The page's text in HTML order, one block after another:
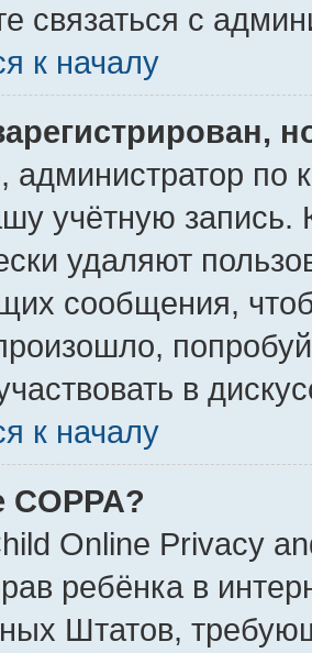
связаться с
к началу
администратор по
учётную запись.
удаляют
сообщения,
в
к началу
COPPA?
Online Privacy
ребёнка в
Штатов,